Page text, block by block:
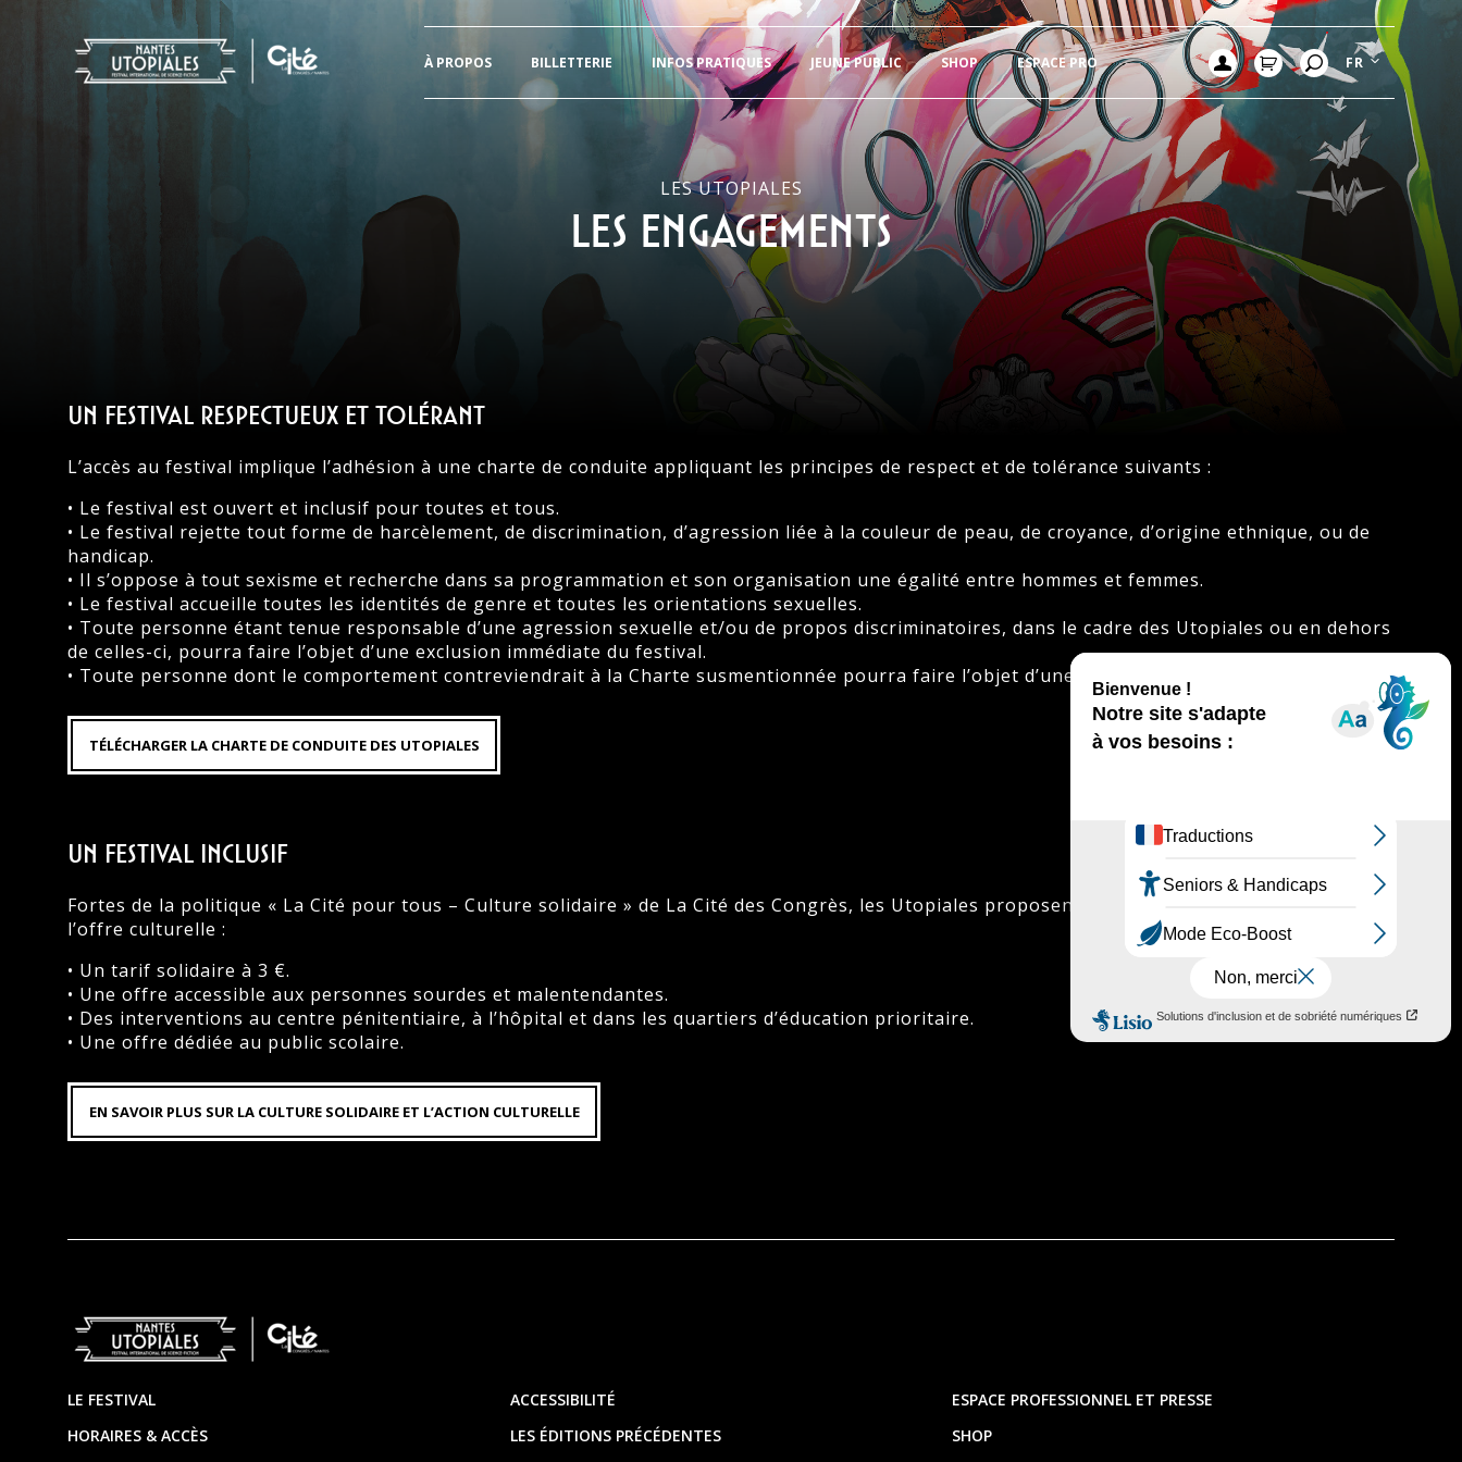
Aller
directement
À PROPOS BILLETTERIE INFOS PRATIQUES JEUNE PUBLIC SHOP ESPACE PRO FR
LES UTOPIALES
Les engagements
Un festival respectueux et tolérant
L’accès au festival implique l’adhésion à une charte de conduite appliquant les principes de respect et de tolérance suivants :
• Le festival est ouvert et inclusif pour toutes et tous.
• Le festival rejette tout forme de harcèlement, de discrimination, d’agression liée à la couleur de peau, de croyance, d’origine ethnique, ou de
handicap.
• Il s’oppose à tout sexisme et recherche dans sa programmation et son organisation une égalité entre hommes et femmes.
• Le festival accueille toutes les identités de genre et toutes les orientations sexuelles.
• Toute personne étant tenue responsable d’une agression sexuelle et/ou de propos discriminatoires, dans le cadre des Utopiales ou en dehors
de celles-ci, pourra faire l’objet d’une exclusion immédiate du festival.
• Toute personne dont le comportement contreviendrait à la Charte susmentionnée pourra faire l’objet d’une exclusion immédiate du festival.
TÉLÉCHARGER LA CHARTE DE CONDUITE DES UTOPIALES
Un festival inclusif
Fortes de la politique « La Cité pour tous – Culture solidaire » de La Cité des Congrès, les Utopiales proposent aux personnes éloignées de
l’offre culturelle :
• Un tarif solidaire à 3 €.
• Une offre accessible aux personnes sourdes et malentendantes.
• Des interventions au centre pénitentiaire, à l’hôpital et dans les quartiers d’éducation prioritaire.
• Une offre dédiée au public scolaire.
EN SAVOIR PLUS SUR LA CULTURE SOLIDAIRE ET L’ACTION CULTURELLE
Footer
LE FESTIVAL
HORAIRES & ACCÈS
ACCESSIBILITÉ
LES ÉDITIONS PRÉCÉDENTES
ESPACE PROFESSIONNEL ET PRESSE
SHOP